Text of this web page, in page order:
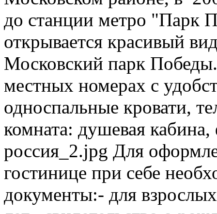
до станции метро "Парк
открывается красивый
Московский парк
местных номерах с
односпальные кровати,
комната: душевая
россия_2.jpg Для
гостинице при себе
документы:- для